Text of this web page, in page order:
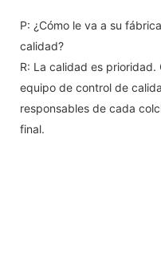
P: ¿Cómo le va a su
calidad?
R: La calidad es
equipo de control de
responsables de cada
final.